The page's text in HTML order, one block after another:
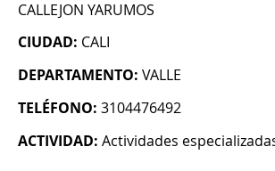
CALLEJON YARUMOS
CIUDAD: CALI
DEPARTAMENTO: VALLE
TELÉFONO: 3104476492
ACTIVIDAD: Actividades